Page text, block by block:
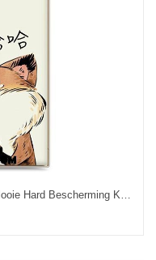
Sony Xperia E5 Hoesje Anti-fall Geel Mooie Hard Bescherming Kopen